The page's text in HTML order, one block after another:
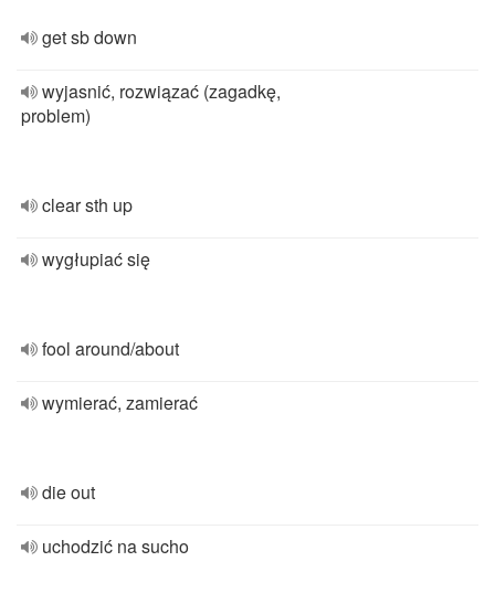
get sb down
wyjasnić, rozwiązać (zagadkę,
problem)
clear sth up
wygłupiać się
fool around/about
wymierać, zamierać
die out
uchodzić na sucho